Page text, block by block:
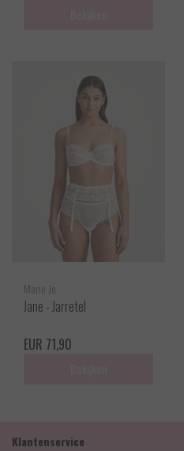
Marie Jo
Jane - Jarretel
EUR 71,90
Klantenservice